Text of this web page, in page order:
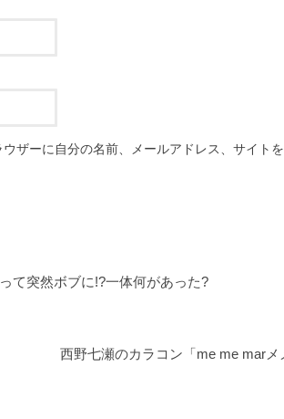
ザーに自分の名前、メールアドレス、サイトを
て突然ボブに!?一体何があった?
西野七瀬のカラコン「me me marメ